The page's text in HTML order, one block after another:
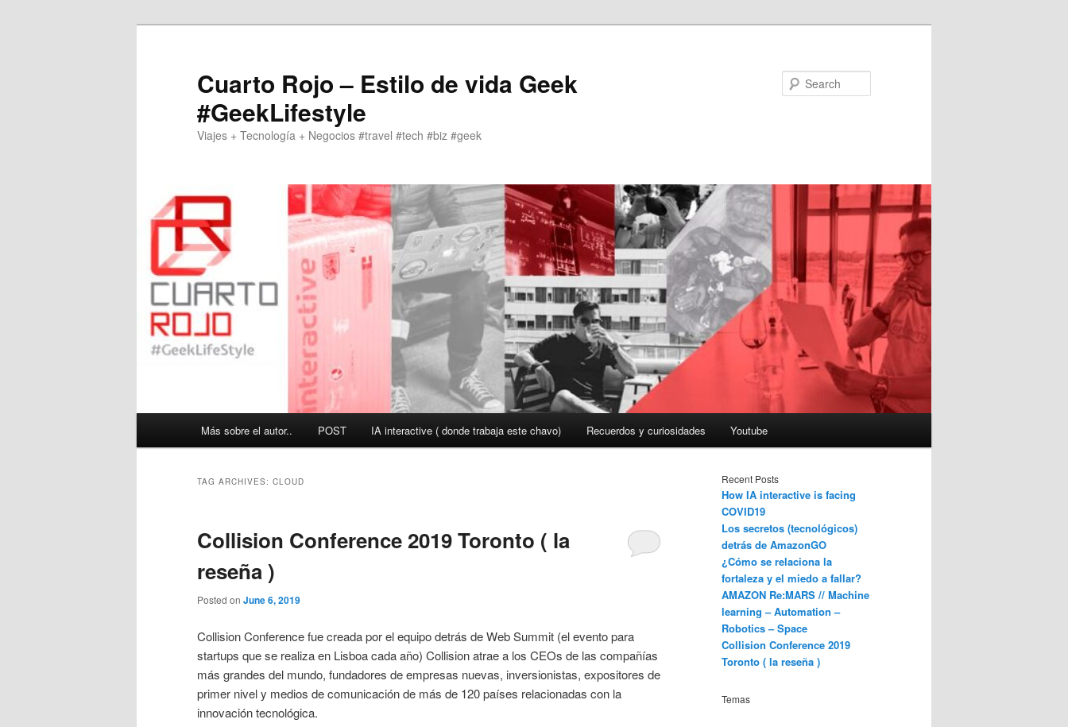
Cuarto Rojo – Estilo de vida Geek
#GeekLifestyle
Viajes + Tecnología + Negocios #travel #tech #biz #geek
Más sobre el autor.. POST IA interactive ( donde trabaja este chavo) Recuerdos y curiosidades Youtube
TAG ARCHIVES: CLOUD
Collision Conference 2019 Toronto ( la
reseña )
Posted on June 6, 2019
Collision Conference fue creada por el equipo detrás de Web Summit (el evento para
startups que se realiza en Lisboa cada año) Collision atrae a los CEOs de las compañías
más grandes del mundo, fundadores de empresas nuevas, inversionistas, expositores de
primer nivel y medios de comunicación de más de 120 países relacionadas con la
innovación tecnológica.
Recent Posts
How IA interactive is facing
COVID19
Los secretos (tecnológicos)
detrás de AmazonGO
¿Cómo se relaciona la
fortaleza y el miedo a fallar?
AMAZON Re:MARS // Machine
learning – Automation –
Robotics – Space
Collision Conference 2019
Toronto ( la reseña )
Temas